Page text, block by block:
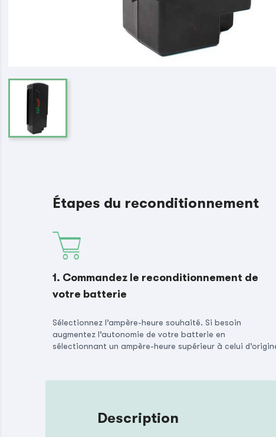
Étapes du reconditionnement
1. Commandez le reconditionnement de
votre batterie
Sélectionnez l’ampère-heure souhaité. Si besoin
augmentez l’autonomie de votre batterie en
sélectionnant un ampère-heure supérieur à celui
Description